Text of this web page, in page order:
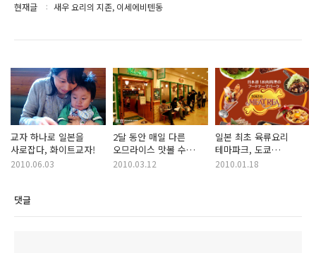
현재글 새우 요리의 지존, 이세에비텐동
교자 하나로 일본을
사로잡다, 화이트교자!
2010.06.03
2달 동안 매일 다른
오므라이스 맛볼 수
있는 곳, 포무노키
2010.03.12
일본 최초 육류요리
테마파크, 도쿄
미토레아!
2010.01.18
댓글